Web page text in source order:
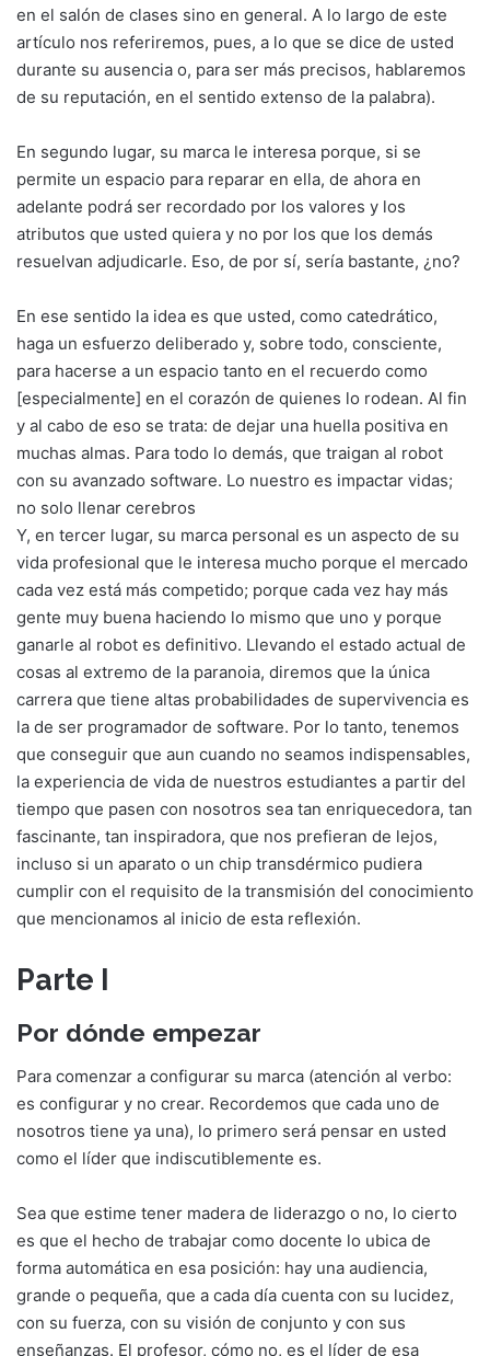
en el salón de clases sino en general. A lo largo de este
artículo nos referiremos, pues, a lo que se dice de usted
durante su ausencia o, para ser más precisos, hablaremos
de su reputación, en el sentido extenso de la palabra).
En segundo lugar, su marca le interesa porque, si se
permite un espacio para reparar en ella, de ahora en
adelante podrá ser recordado por los valores y los
atributos que usted quiera y no por los que los demás
resuelvan adjudicarle. Eso, de por sí, sería bastante, ¿no?
En ese sentido la idea es que usted, como catedrático,
haga un esfuerzo deliberado y, sobre todo, consciente,
para hacerse a un espacio tanto en el recuerdo como
[especialmente] en el corazón de quienes lo rodean. Al fin
y al cabo de eso se trata: de dejar una huella positiva en
muchas almas. Para todo lo demás, que traigan al robot
con su avanzado software. Lo nuestro es impactar vidas;
no solo llenar cerebros
Y, en tercer lugar, su marca personal es un aspecto de su
vida profesional que le interesa mucho porque el mercado
cada vez está más competido; porque cada vez hay más
gente muy buena haciendo lo mismo que uno y porque
ganarle al robot es definitivo. Llevando el estado actual de
cosas al extremo de la paranoia, diremos que la única
carrera que tiene altas probabilidades de supervivencia es
la de ser programador de software. Por lo tanto, tenemos
que conseguir que aun cuando no seamos indispensables,
la experiencia de vida de nuestros estudiantes a partir del
tiempo que pasen con nosotros sea tan enriquecedora, tan
fascinante, tan inspiradora, que nos prefieran de lejos,
incluso si un aparato o un chip transdérmico pudiera
cumplir con el requisito de la transmisión del conocimiento
que mencionamos al inicio de esta reflexión.
Parte I
Por dónde empezar
Para comenzar a configurar su marca (atención al verbo:
es configurar y no crear. Recordemos que cada uno de
nosotros tiene ya una), lo primero será pensar en usted
como el líder que indiscutiblemente es.
Sea que estime tener madera de liderazgo o no, lo cierto
es que el hecho de trabajar como docente lo ubica de
forma automática en esa posición: hay una audiencia,
grande o pequeña, que a cada día cuenta con su lucidez,
con su fuerza, con su visión de conjunto y con sus
enseñanzas. El profesor, cómo no, es el líder de esa